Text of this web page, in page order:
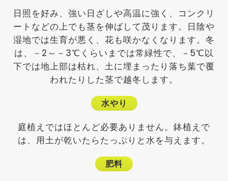
日照を好み、強い日ざしや高温に強く、コンクリ
ートなどの上でも茎を伸ばして茂ります。日陰や
湿地では生育が悪く、花も咲かなくなります。冬
は、－2～－3℃くらいまでは常緑性で、－5℃以
下では地上部は枯れ、土に埋まったり落ち葉で覆
われたりした茎で越冬します。
水やり
庭植えではほとんど必要ありません。鉢植えで
は、用土が乾いたらたっぷりと水を与えます。
肥料